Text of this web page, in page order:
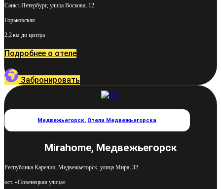
Санкт-Петербург, улица Воскова, 12
Горьковская
2,2 км до центра
Подробнее о отеле
Забронировать
Медвежьегорск, Отели Медвежьегорска
Mirahome, Медвежьегорск
Республика Карелия, Медвежьегорск, улица Мира, 32
ост. «Повенецкая улица»